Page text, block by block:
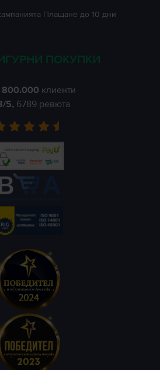
Плащане до 10 дни
ПОКУПКИ
800.000 клиенти
/5, 6789 ревюта